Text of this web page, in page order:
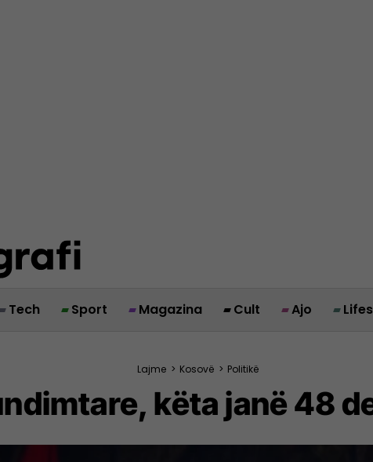
Tech Sport Magazina Cult Ajo
Lajme > Kosovë > Politikë
këta janë 48